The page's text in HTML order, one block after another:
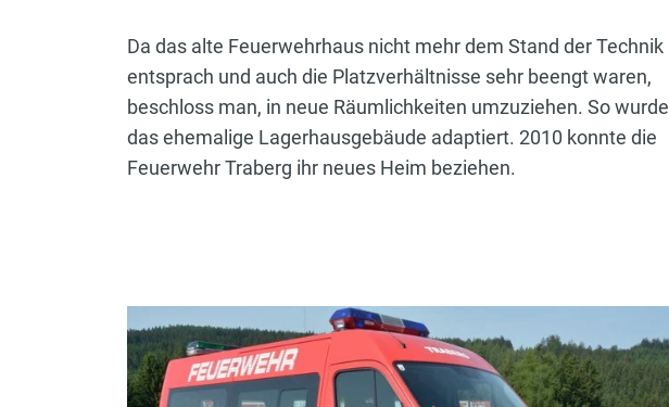
Da das alte Feuerwehrhaus nicht mehr dem Stand der Technik
entsprach und auch die Platzverhältnisse sehr beengt waren,
beschloss man, in neue Räumlichkeiten umzuziehen. So wurde
das ehemalige Lagerhausgebäude adaptiert. 2010 konnte die
Feuerwehr Traberg ihr neues Heim beziehen.